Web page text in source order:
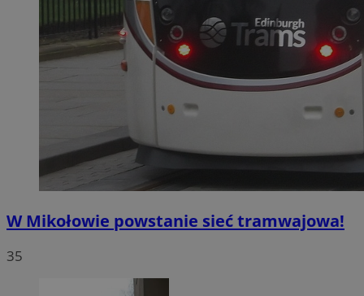
W Mikołowie powstanie sieć tramwajowa!
35